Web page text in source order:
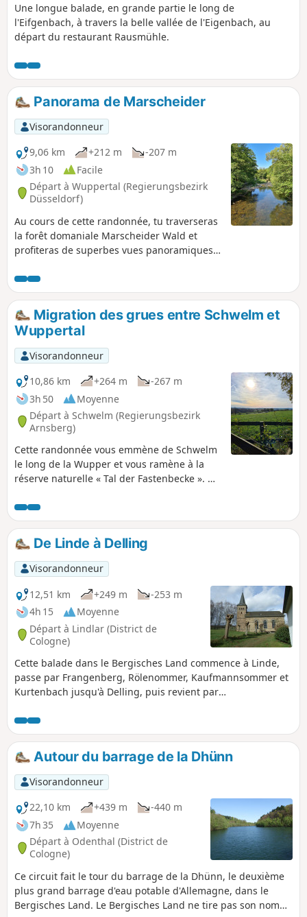
Une longue balade, en grande partie le long de
l'Eifgenbach, à travers la belle vallée de l'Eigenbach, au
départ du restaurant Rausmühle.
Panorama de Marscheider
Visorandonneur
9,06 km
+212 m
-207 m
3h 10
Facile
Départ à Wuppertal (Regierungsbezirk
Düsseldorf)
Au cours de cette randonnée, tu traverseras
la forêt domaniale Marscheider Wald et
profiteras de superbes vues panoramiques
Migration des grues entre Schwelm et
Wuppertal
Visorandonneur
10,86 km
+264 m
-267 m
3h 50
Moyenne
Départ à Schwelm (Regierungsbezirk
Arnsberg)
Cette randonnée vous emmène de Schwelm
le long de la Wupper et vous ramène à la
réserve naturelle « Tal der Fastenbecke ». On
vol des grues cendrées au-dessus de nos
têtes.
De Linde à Delling
Visorandonneur
12,51 km
+249 m
-253 m
4h 15
Moyenne
Départ à Lindlar (District de
Cologne)
Cette balade dans le Bergisches Land commence à Linde,
passe par Frangenberg, Rölenommer, Kaufmannsommer et
Kurtenbach jusqu'à Delling, puis revient par
Müllersommer jusqu'à Linde.
Autour du barrage de la Dhünn
Visorandonneur
22,10 km
+439 m
-440 m
7h 35
Moyenne
Départ à Odenthal (District de
Cologne)
Ce circuit fait le tour du barrage de la Dhünn, le deuxième
plus grand barrage d'eau potable d'Allemagne, dans le
Bergisches Land. Le Bergisches Land ne tire pas son nom